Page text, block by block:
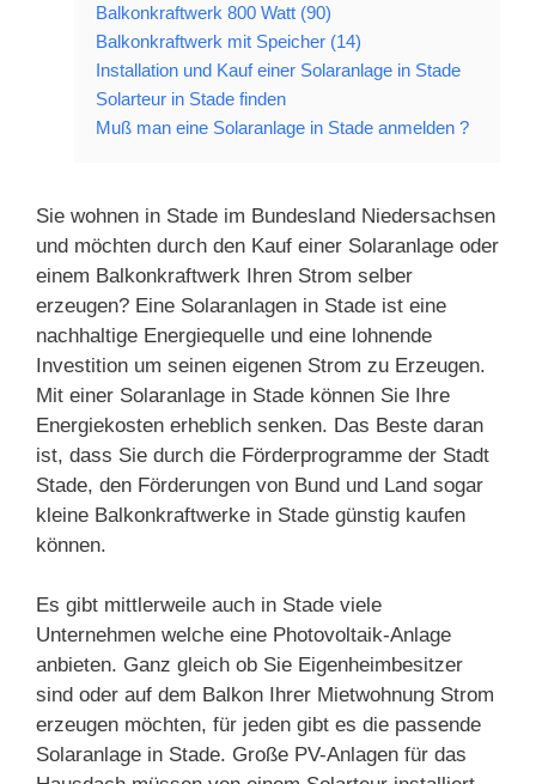
Balkonkraftwerk 800 Watt (90)
Balkonkraftwerk mit Speicher (14)
Installation und Kauf einer Solaranlage in Stade
Solarteur in Stade finden
Muß man eine Solaranlage in Stade anmelden ?
Sie wohnen in Stade im Bundesland Niedersachsen
und möchten durch den Kauf einer Solaranlage oder
einem Balkonkraftwerk Ihren Strom selber
erzeugen? Eine Solaranlagen in Stade ist eine
nachhaltige Energiequelle und eine lohnende
Investition um seinen eigenen Strom zu Erzeugen.
Mit einer Solaranlage in Stade können Sie Ihre
Energiekosten erheblich senken. Das Beste daran
ist, dass Sie durch die Förderprogramme der Stadt
Stade, den Förderungen von Bund und Land sogar
kleine Balkonkraftwerke in Stade günstig kaufen
können.
Es gibt mittlerweile auch in Stade viele
Unternehmen welche eine Photovoltaik-Anlage
anbieten. Ganz gleich ob Sie Eigenheimbesitzer
sind oder auf dem Balkon Ihrer Mietwohnung Strom
erzeugen möchten, für jeden gibt es die passende
Solaranlage in Stade. Große PV-Anlagen für das